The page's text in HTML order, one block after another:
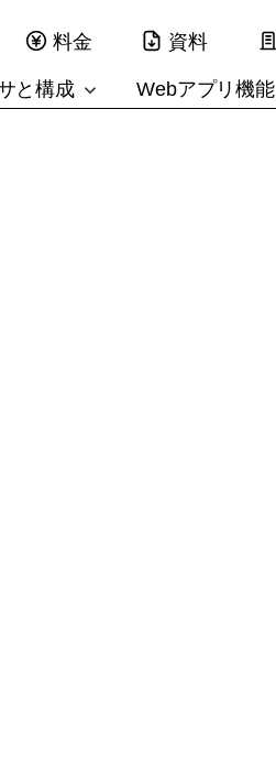
料金 資料
と構成 Webアプリ機能